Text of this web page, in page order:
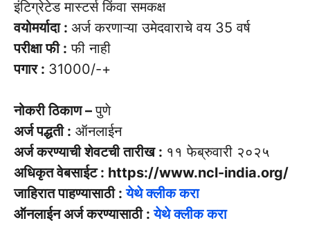
इंटिग्रेटेड मास्टर्स किंवा समकक्ष
वयोमर्यादा : अर्ज करणाऱ्या उमेदवाराचे वय 35 वर्ष
परीक्षा फी : फी नाही
पगार : 31000/-+
नोकरी ठिकाण –पुणे
अर्ज पद्धती : ऑनलाईन
अर्ज करण्याची शेवटची तारीख : ११ फेब्रुवारी २०२५
अधिकृत वेबसाईट : https://www.ncl-india.org/
जाहिरात पाहण्यासाठी : येथे क्लीक करा
ऑनलाईन अर्ज करण्यासाठी :येथे क्लीक करा